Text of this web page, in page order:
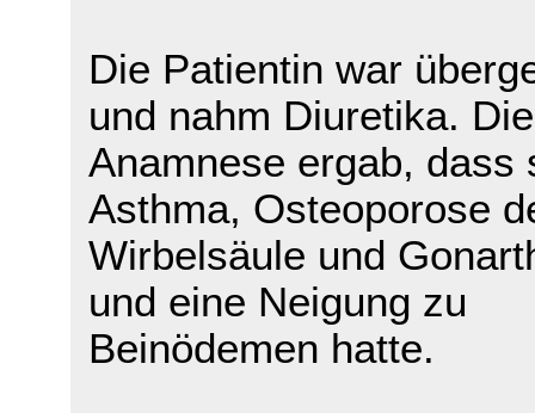
Die Patientin war
und nahm Diuretika. Die
Anamnese ergab, dass
Asthma, Osteoporose
Wirbelsäule und
und eine Neigung zu
Beinödemen hatte.